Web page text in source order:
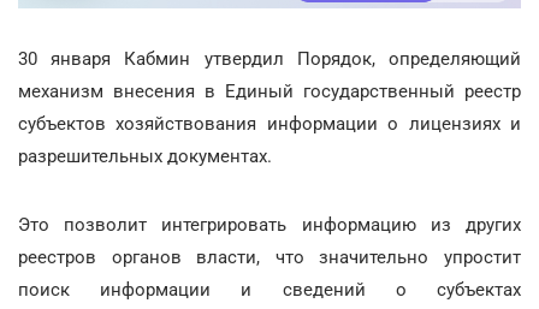
30 января Кабмин утвердил Порядок, определяющий
механизм внесения в Единый государственный реестр
субъектов хозяйствования информации о лицензиях и
разрешительных документах.
Это позволит интегрировать информацию из других
реестров органов власти, что значительно упростит
поиск информации и сведений о субъектах